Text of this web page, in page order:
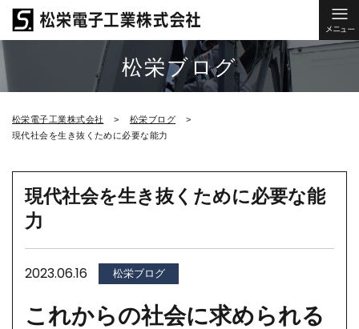
松栄ブログ
松栄電子工業株式会社
松栄ブログ
現代社会を生き抜くために必要な能力
現代社会を生き抜くために必要な能
力
2023.06.16 松栄ブログ
これからの社会に求められる